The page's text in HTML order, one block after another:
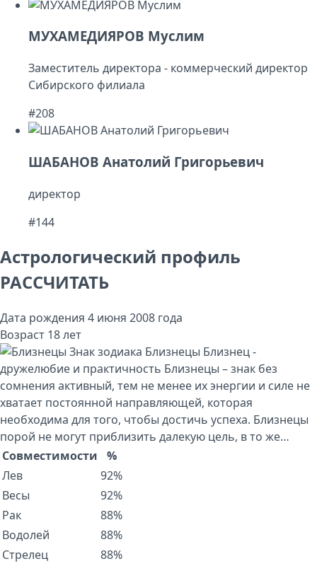
МУХАМЕДИЯРОВ Муслим
Заместитель директора - коммерческий директор
Сибирского филиала
#208
ШАБАНОВ Анатолий Григорьевич
директор
#144
Астрологический профиль
РАССЧИТАТЬ
Дата рождения 4 июня 2008 года
Возраст 18 лет
Знак зодиака Близнецы Близнец -
дружелюбие и практичность Близнецы – знак без
сомнения активный, тем не менее их энергии и силе не
хватает постоянной направляющей, которая
необходима для того, чтобы достичь успеха. Близнецы
порой не могут приблизить далекую цель, в то же…
Совместимости
%
Лев
92%
Весы
92%
Рак
88%
Водолей
88%
Стрелец
88%